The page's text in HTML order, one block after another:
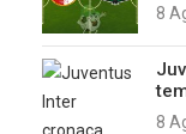
8
8